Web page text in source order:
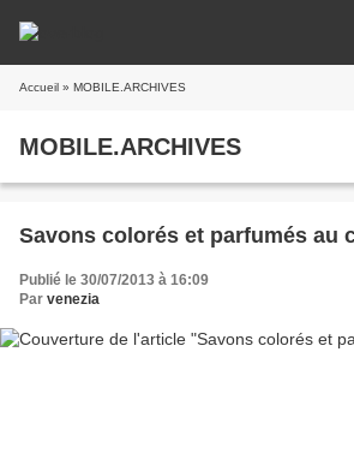
Accueil » MOBILE.ARCHIVES
MOBILE.ARCHIVES
Savons colorés et parfumés au
Publié le 30/07/2013 à 16:09
Par venezia